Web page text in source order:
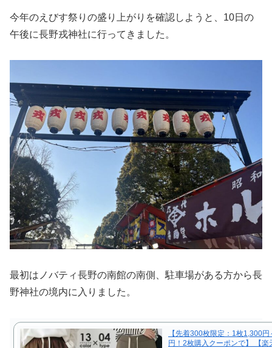
今年のえびす祭りの盛り上がりを確認しようと、10日の
午後に長野戎神社に行ってきました。
最初はノバティ長野の南館の南側、駐車場がある方から長
野神社の境内に入りました。
【先着300枚限定：1枚1,300
円！2枚購入クーポンで】 【楽